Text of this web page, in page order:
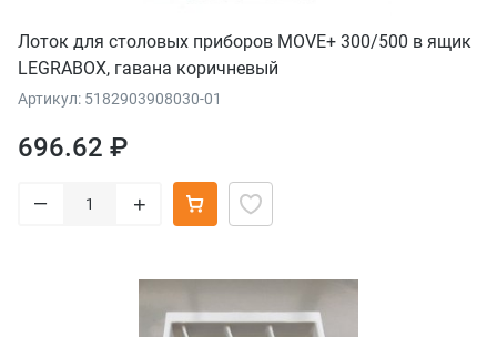
Лоток для столовых приборов MOVE+ 300/500 в ящик
LEGRABOX, гавана коричневый
Артикул: 5182903908030-01
696.62 ₽
– +